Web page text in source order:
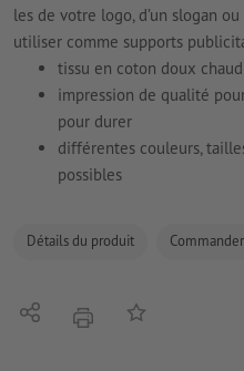
les de votre logo, d’un slogan
utiliser comme supports
tissu en coton doux
impression de qualité
pour durer
différentes couleurs,
possibles
Détails du produit
PartagerimprimerAjouter à liste